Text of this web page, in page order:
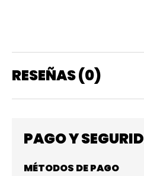
RESEÑAS (0)
PAGO Y
MÉTODOS DE PAGO